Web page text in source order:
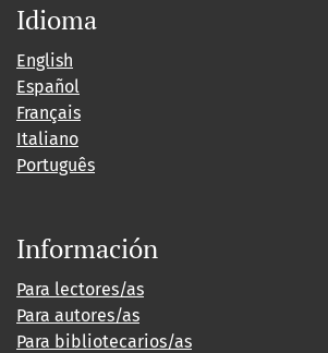
Idioma
English
Español
Français
Italiano
Português
Información
Para lectores/as
Para autores/as
Para bibliotecarios/as